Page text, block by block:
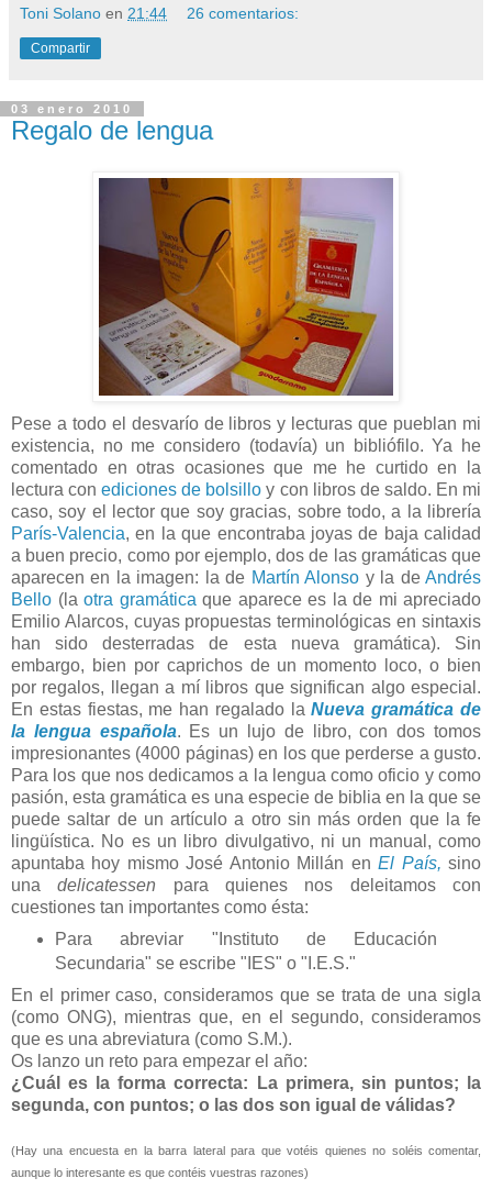
Toni Solano en 21:44 26 comentarios:
Compartir
03 enero 2010
Regalo de lengua
Pese a todo el desvarío de libros y lecturas que pueblan mi
existencia, no me considero (todavía) un bibliófilo. Ya he
comentado en otras ocasiones que me he curtido en la
lectura conediciones de bolsillo y con libros de saldo. En mi
caso, soy el lector que soy gracias, sobre todo, a la librería
París-Valencia, en la que encontraba joyas de baja calidad
a buen precio, como por ejemplo, dos de las gramáticas que
aparecen en la imagen: la de Martín Alonso y la deAndrés
Bello (la otra gramáticaque aparece es la de mi apreciado
Emilio Alarcos, cuyas propuestas terminológicas en sintaxis
han sido desterradas de esta nueva gramática). Sin
embargo, bien por caprichos de un momento loco, o bien
por regalos, llegan a mí libros que significan algo especial.
En estas fiestas, me han regalado laNueva gramática de
la lengua española. Es un lujo de libro, con dos tomos
impresionantes (4000 páginas) en los que perderse a gusto.
Para los que nos dedicamos a la lengua como oficio y como
pasión, esta gramática es una especie de biblia en la que se
puede saltar de un artículo a otro sin más orden que la fe
lingüística. No es un libro divulgativo, ni un manual, como
apuntaba hoy mismo José Antonio Millán enEl País, sino
unadelicatessen para quienes nos deleitamos con
cuestiones tan importantes como ésta:
Para abreviar "Instituto de Educación
Secundaria" se escribe "IES" o "I.E.S."
En el primer caso, consideramos que se trata de una sigla
(como ONG), mientras que, en el segundo, consideramos
que es una abreviatura (como S.M.).
Os lanzo un reto para empezar el año:
¿Cuál es la forma correcta: La primera, sin puntos; la
segunda, con puntos; o las dos son igual de válidas?
(Hay una encuesta en la barra lateral para que votéis quienes no soléis comentar,
aunque lo interesante es que contéis vuestras razones)